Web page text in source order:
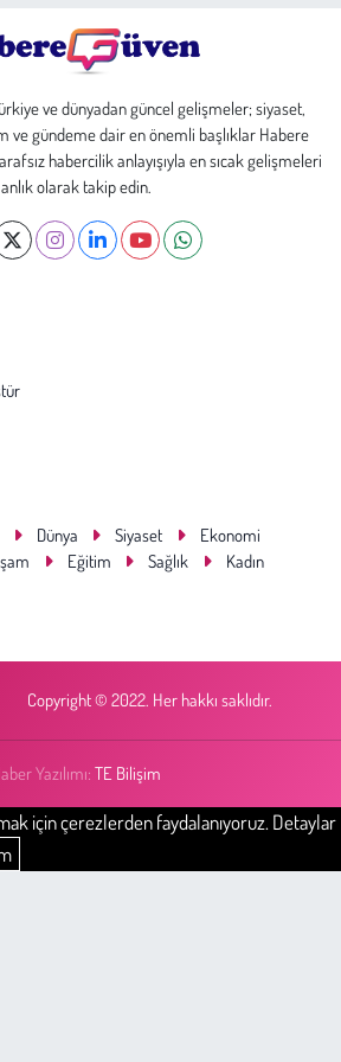
ve dünyadan güncel gelişmeler; siyaset,
ve gündeme dair en önemli başlıklar Habere
habercilik anlayışıyla en sıcak gelişmeleri
anlık olarak takip edin.
Dünya Siyaset
Ekonomi
Eğitim Sağlık
Kadın
Copyright © 2022. Her hakkı saklıdır.
Yazılımı: TE Bilişim
için çerezlerden faydalanıyoruz. Detaylar